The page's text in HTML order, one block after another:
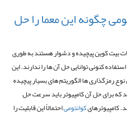
چگونه این معما را حل
بیت کوین پیچیده و دشوار هستند به طوری
کنونی توانایی حل آن ها را ندارند. این
رمزگذاری ها الگوریتم های بسیار پیچیده
که برای حل آن کامپیوتر باید سرعت حل
کامپیوترهایکوانتومیاحتمالاً این قابلیت را